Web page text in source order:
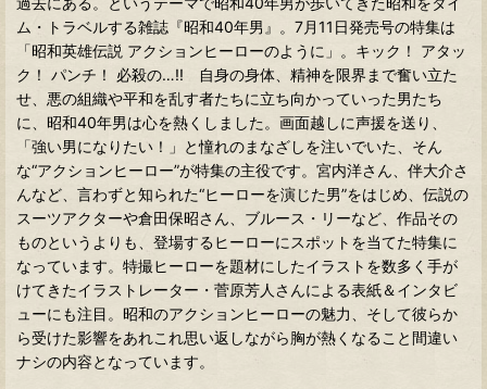
ム・トラベルする雑誌『昭和40年男』。7月11日発売号の特集は
「昭和英雄伝説 アクションヒーローのように」。キック！ アタッ
ク！ パンチ！ 必殺の…!! 自身の身体、精神を限界まで奮い立た
せ、悪の組織や平和を乱す者たちに立ち向かっていった男たち
に、昭和40年男は心を熱くしました。画面越しに声援を送り、
「強い男になりたい！」と憧れのまなざしを注いでいた、そん
な“アクションヒーロー”が特集の主役です。宮内洋さん、伴大介さ
んなど、言わずと知られた“ヒーローを演じた男”をはじめ、伝説の
スーツアクターや倉田保昭さん、ブルース・リーなど、作品その
ものというよりも、登場するヒーローにスポットを当てた特集に
なっています。特撮ヒーローを題材にしたイラストを数多く手が
けてきたイラストレーター・菅原芳人さんによる表紙＆インタビ
ューにも注目。昭和のアクションヒーローの魅力、そして彼らか
ら受けた影響をあれこれ思い返しながら胸が熱くなること間違い
ナシの内容となっています。